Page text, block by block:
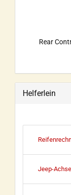
Rear
Helferlein
Jeep-